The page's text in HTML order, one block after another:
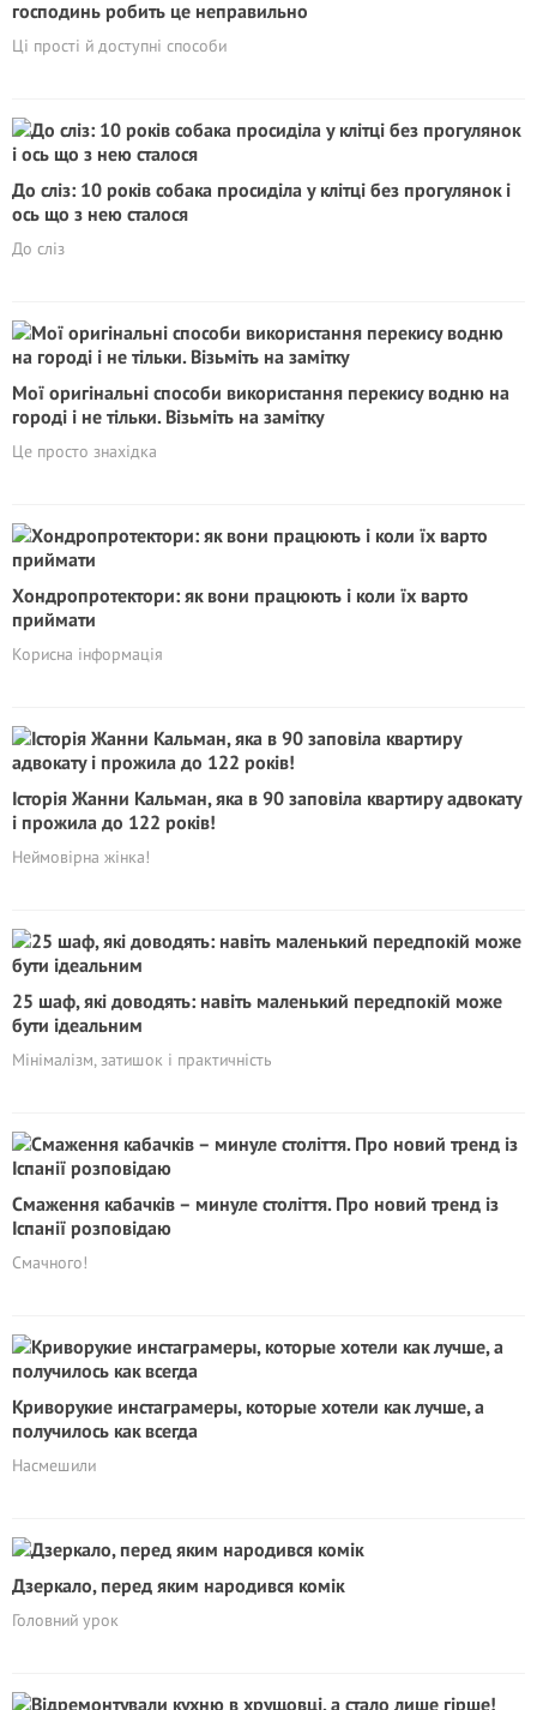
господинь робить це неправильно
Ці прості й доступні способи
До сліз: 10 років собака просиділа у клітці без прогулянок і
ось що з нею сталося
До сліз
Мої оригінальні способи використання перекису водню на
городі і не тільки. Візьміть на замітку
Це просто знахідка
Хондропротектори: як вони працюють і коли їх варто
приймати
Корисна інформація
Історія Жанни Кальман, яка в 90 заповіла квартиру адвокату
і прожила до 122 років!
Неймовірна жінка!
25 шаф, які доводять: навіть маленький передпокій може
бути ідеальним
Мінімалізм, затишок і практичність
Смаження кабачків – минуле століття. Про новий тренд із
Іспанії розповідаю
Смачного!
Кривоpyкие инстаграмеры, которые хотели как лучше, а
получилось как всегда
Насмешили
Дзеркало, перед яким народився комік
Головний урок